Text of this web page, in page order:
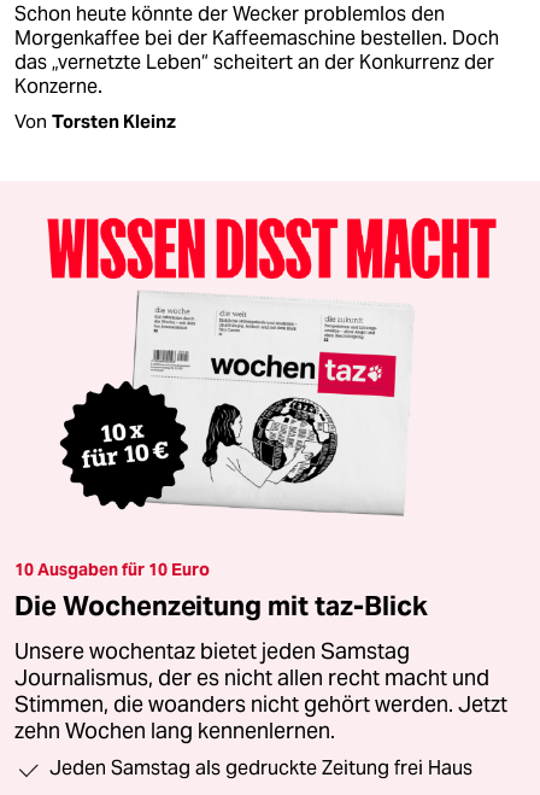
Schon heute könnte der Wecker problemlos den
Morgenkaffee bei der Kaffeemaschine bestellen. Doch
das „vernetzte Leben“ scheitert an der Konkurrenz der
Konzerne.
Von Torsten Kleinz
10 Ausgaben für 10 Euro
Die Wochenzeitung mit taz-Blick
Unsere wochentaz bietet jeden Samstag
Journalismus, der es nicht allen recht macht und
Stimmen, die woanders nicht gehört werden. Jetzt
zehn Wochen lang kennenlernen.
Jeden Samstag als gedruckte Zeitung frei Haus